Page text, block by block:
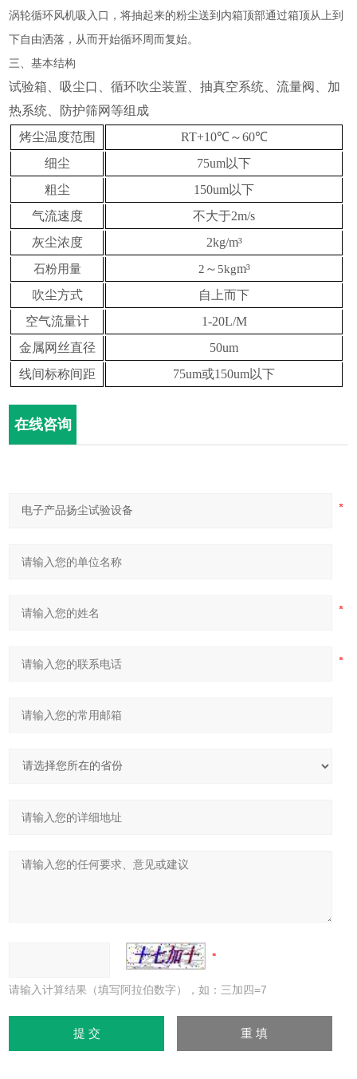
涡轮循环风机吸入口，将抽起来的粉尘送到内箱顶部通过箱顶从上到
下自由洒落，从而开始循环周而复始。
三、基本结构
试验箱、吸尘口、循环吹尘装置、抽真空系统、流量阀、加
热系统、防护筛网等组成
烤尘温度范围
RT+10℃～60℃
细尘
75um以下
粗尘
150um以下
气流速度
不大于2m/s
灰尘浓度
2kg/m³
石粉用量 2 ～ 5kgm³
吹尘方式
自上而下
空气流量计
1-20L/M
金属网丝直径
50um
线间标称间距
75um或150um以下
在线咨询
请输入计算结果（填写阿拉伯数字），如：三加四=7